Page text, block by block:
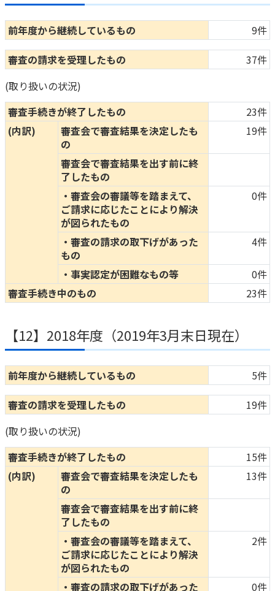
前年度から継続しているもの
9件
審査の請求を受理したもの
37件
(取り扱いの状況)
審査手続きが終了したもの
23件
(内訳)
審査会で審査結果を決定したも
の
19件
審査会で審査結果を出す前に終
了したもの
・審査会の審議等を踏まえて、
ご請求に応じたことにより解決
が図られたもの
0件
・審査の請求の取下げがあった
もの
4件
・事実認定が困難なもの等
0件
審査手続き中のもの
23件
【12】2018年度（2019年3月末日現在）
前年度から継続しているもの
5件
審査の請求を受理したもの
19件
(取り扱いの状況)
審査手続きが終了したもの
15件
(内訳)
審査会で審査結果を決定したも
の
13件
審査会で審査結果を出す前に終
了したもの
・審査会の審議等を踏まえて、
ご請求に応じたことにより解決
が図られたもの
2件
・審査の請求の取下げがあった
0件